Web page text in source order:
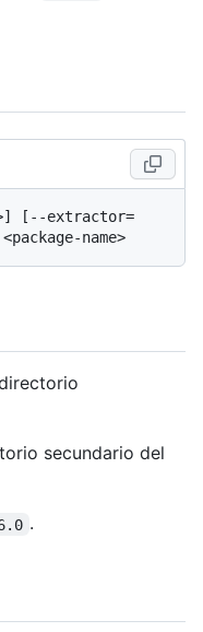
[--extractor=
secundario del
.